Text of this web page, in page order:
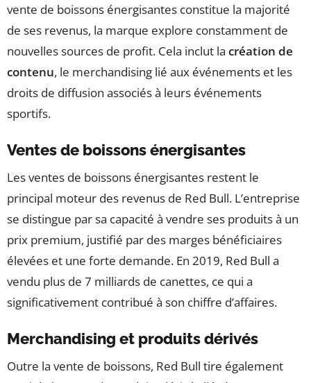
vente de boissons énergisantes constitue la majorité
de ses revenus, la marque explore constamment de
nouvelles sources de profit. Cela inclut la création de
contenu, le merchandising lié aux événements et les
droits de diffusion associés à leurs événements
sportifs.
Ventes de boissons énergisantes
Les ventes de boissons énergisantes restent le
principal moteur des revenus de Red Bull. L’entreprise
se distingue par sa capacité à vendre ses produits à un
prix premium, justifié par des marges bénéficiaires
élevées et une forte demande. En 2019, Red Bull a
vendu plus de 7 milliards de canettes, ce qui a
significativement contribué à son chiffre d’affaires.
Merchandising et produits dérivés
Outre la vente de boissons, Red Bull tire également